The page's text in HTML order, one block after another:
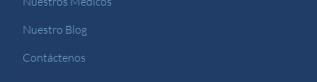
Nuestro Blog
Contáctenos